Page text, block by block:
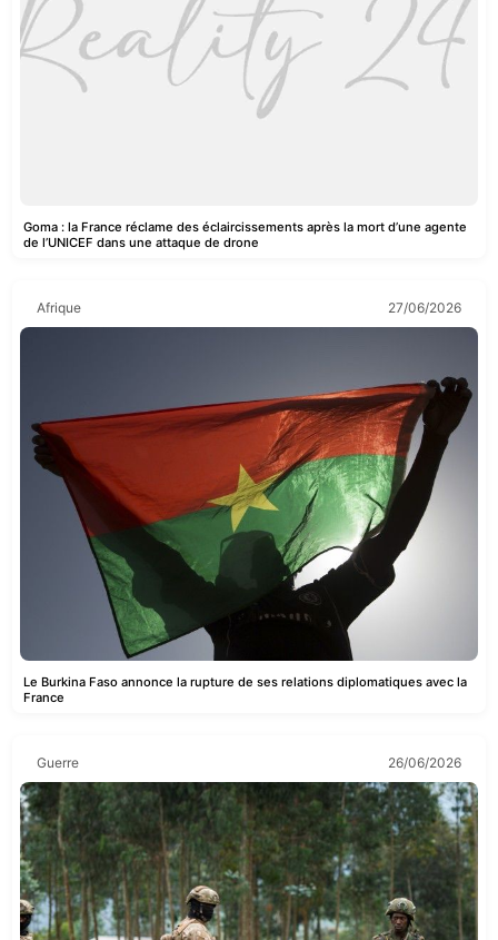
Goma : la France réclame des éclaircissements après la mort d’une agente
de l’UNICEF dans une attaque de drone
Afrique 27/06/2026
Le Burkina Faso annonce la rupture de ses relations diplomatiques avec la
France
Guerre 26/06/2026